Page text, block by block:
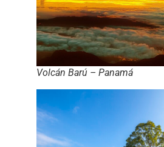
Volcán Barú – Panamá